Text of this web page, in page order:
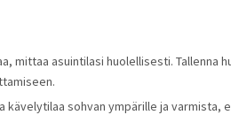
mittaa asuintilasi huolellisesti.
kävelytilaa sohvan ympärille ja